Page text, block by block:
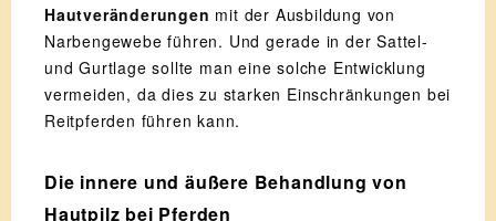
Hautveränderungen mit der Ausbildung von
Narbengewebe führen. Und gerade in der Sattel-
und Gurtlage sollte man eine solche Entwicklung
vermeiden, da dies zu starken Einschränkungen bei
Reitpferden führen kann.
Die innere und äußere Behandlung von
Hautpilz bei Pferden